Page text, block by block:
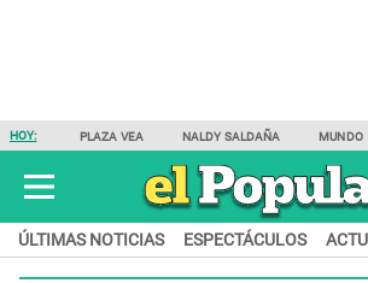
HOY: PLAZA VEA NALDY SALDAÑA MUNDO
ÚLTIMAS NOTICIAS ESPECTÁCULOS